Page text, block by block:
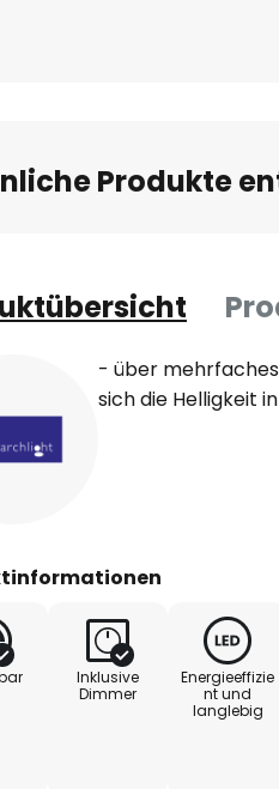
Produkte
- über
sich die Helligkeit
Inklusive
Dimmer
Energieeffizie
nt und
langlebig